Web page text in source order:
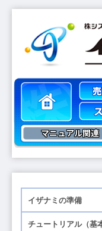
マニュアル関連